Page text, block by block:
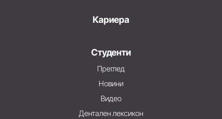
Кариера
Студенти
Преглед
Новини
Видео
Дентален лексикон